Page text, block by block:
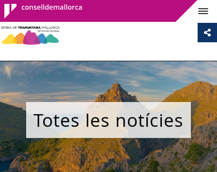
Consell de
Mallorca
Totes les notícies